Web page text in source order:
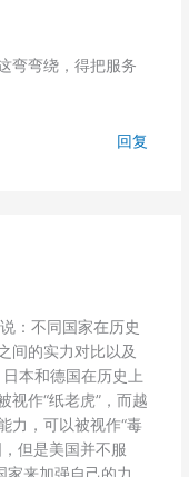
弯弯绕，得把服务
回复
： 不同国家在历史
间的实力对比以及
日本和德国在历史上
视作“纸老虎”，而越
力，可以被视作“毒
但是美国并不服
家来加强自己的力